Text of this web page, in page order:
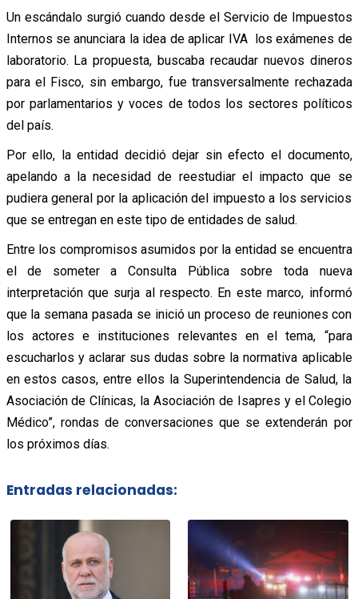
Un escándalo surgió cuando desde el Servicio de Impuestos
Internos se anunciara la idea de aplicar IVA los exámenes de
laboratorio. La propuesta, buscaba recaudar nuevos dineros
para el Fisco, sin embargo, fue transversalmente rechazada
por parlamentarios y voces de todos los sectores políticos
del país.
Por ello, la entidad decidió dejar sin efecto el documento,
apelando a la necesidad de reestudiar el impacto que se
pudiera general por la aplicación del impuesto a los servicios
que se entregan en este tipo de entidades de salud.
Entre los compromisos asumidos por la entidad se encuentra
el de someter a Consulta Pública sobre toda nueva
interpretación que surja al respecto. En este marco, informó
que la semana pasada se inició un proceso de reuniones con
los actores e instituciones relevantes en el tema, “para
escucharlos y aclarar sus dudas sobre la normativa aplicable
en estos casos, entre ellos la Superintendencia de Salud, la
Asociación de Clínicas, la Asociación de Isapres y el Colegio
Médico”, rondas de conversaciones que se extenderán por
los próximos días.
Entradas relacionadas: